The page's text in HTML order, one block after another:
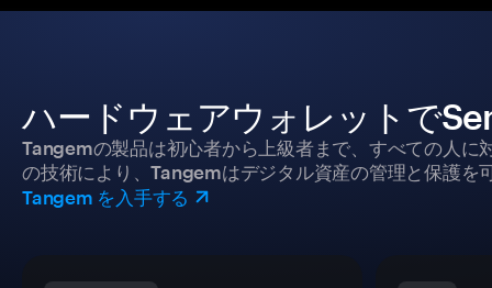
ハードウェアウォレットで
Tangemの製品は初心者から上級者まで、すべての人に
の技術により、Tangemはデジタル資産の管理と保護を
Tangem を入手する